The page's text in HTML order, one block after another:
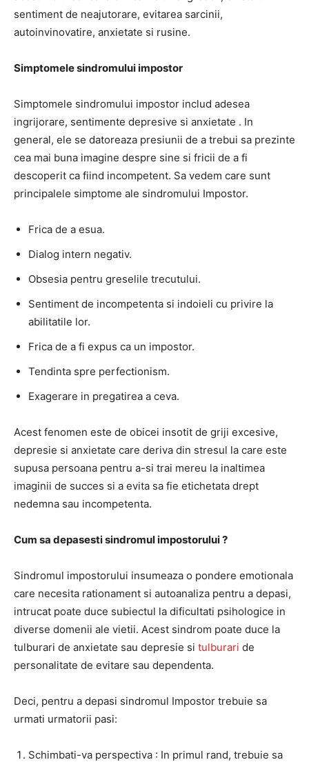
sentiment de neajutorare, evitarea sarcinii,
autoinvinovatire, anxietate si rusine.
Simptomele sindromului impostor
Simptomele sindromului impostor includ adesea
ingrijorare, sentimente depresive si anxietate . In
general, ele se datoreaza presiunii de a trebui sa prezinte
cea mai buna imagine despre sine si fricii de a fi
descoperit ca fiind incompetent. Sa vedem care sunt
principalele simptome ale sindromului Impostor.
Frica de a esua.
Dialog intern negativ.
Obsesia pentru greselile trecutului.
Sentiment de incompetenta si indoieli cu privire la
abilitatile lor.
Frica de a fi expus ca un impostor.
Tendinta spre perfectionism.
Exagerare in pregatirea a ceva.
Acest fenomen este de obicei insotit de griji excesive,
depresie si anxietate care deriva din stresul la care este
supusa persoana pentru a-si trai mereu la inaltimea
imaginii de succes si a evita sa fie etichetata drept
nedemna sau incompetenta.
Cum sa depasesti sindromul impostorului ?
Sindromul impostorului insumeaza o pondere emotionala
care necesita rationament si autoanaliza pentru a depasi,
intrucat poate duce subiectul la dificultati psihologice in
diverse domenii ale vietii. Acest sindrom poate duce la
tulburari de anxietate sau depresie si tulburari de
personalitate de evitare sau dependenta.
Deci, pentru a depasi sindromul Impostor trebuie sa
urmati urmatorii pasi:
Schimbati-va perspectiva : In primul rand, trebuie sa